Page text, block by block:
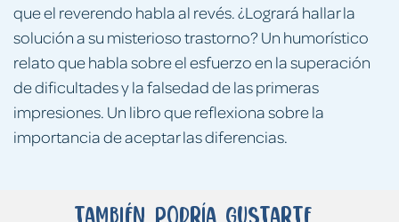
que el reverendo habla al revés. ¿Logrará hallar la
solución a su misterioso trastorno? Un humorístico
relato que habla sobre el esfuerzo en la superación
de dificultades y la falsedad de las primeras
impresiones. Un libro que reflexiona sobre la
importancia de aceptar las diferencias.
También podría gustarte...